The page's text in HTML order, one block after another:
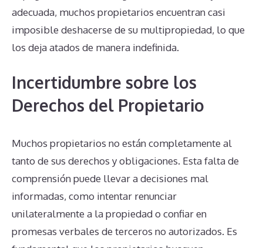
adecuada, muchos propietarios encuentran casi
imposible deshacerse de su multipropiedad, lo que
los deja atados de manera indefinida.
Incertidumbre sobre los
Derechos del Propietario
Muchos propietarios no están completamente al
tanto de sus derechos y obligaciones. Esta falta de
comprensión puede llevar a decisiones mal
informadas, como intentar renunciar
unilateralmente a la propiedad o confiar en
promesas verbales de terceros no autorizados. Es